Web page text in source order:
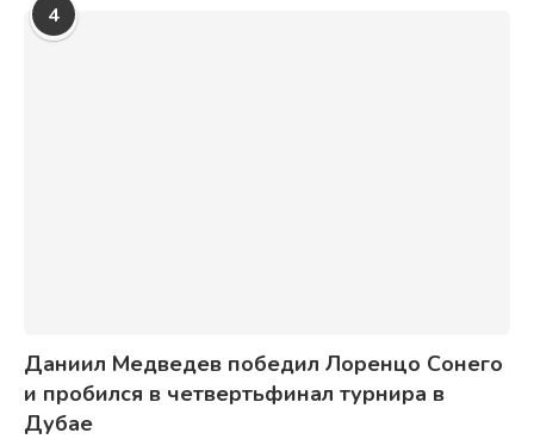
4
Даниил Медведев победил Лоренцо Сонего
и пробился в четвертьфинал турнира в
Дубае